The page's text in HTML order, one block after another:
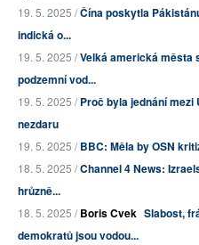
19. 5. 2025 /Čína poskytla
indická o...
19. 5. 2025 /Velká americká města
podzemní vod...
19. 5. 2025 /Proč byla jednání
nezdaru
19. 5. 2025 /BBC: Měla by OSN
18. 5. 2025 /Channel 4 News:
hrůzně...
18. 5. 2025 /Boris Cvek Slabost,
demokratů jsou vodou...